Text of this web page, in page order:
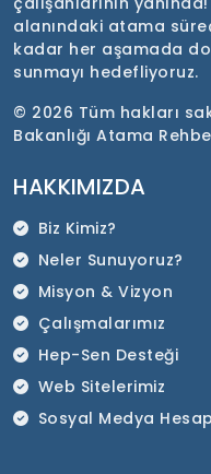
alanındaki atama
kadar her aşamada
sunmayı hedefliyoruz.
© 2026 Tüm hakları
Bakanlığı Atama
HAKKIMIZDA
Biz Kimiz?
Neler Sunuyoruz?
Misyon & Vizyon
Çalışmalarımız
Hep-Sen Desteği
Web Sitelerimiz
Sosyal Medya